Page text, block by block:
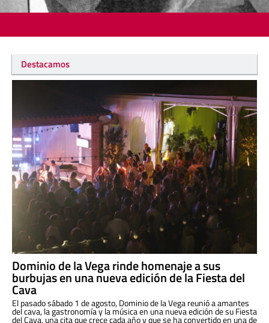
Destacamos
Dominio de la Vega rinde homenaje a sus
burbujas en una nueva edición de la Fiesta del
Cava
El pasado sábado 1 de agosto, Dominio de la Vega reunió a amantes
del cava, la gastronomía y la música en una nueva edición de su Fiesta
del Cava, una cita que crece cada año y que se ha convertido en una de